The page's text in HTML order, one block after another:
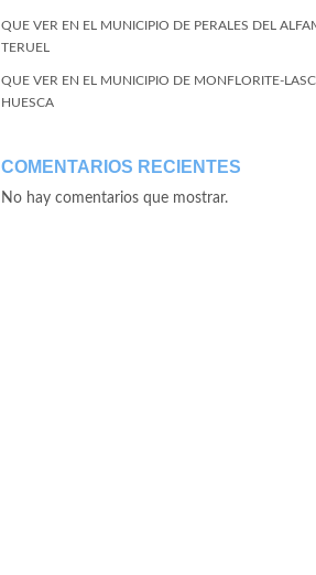
QUE VER EN EL MUNICIPIO DE PERALES DEL
TERUEL
QUE VER EN EL MUNICIPIO DE MONFLORITE-
HUESCA
COMENTARIOS RECIENTES
No hay comentarios que mostrar.